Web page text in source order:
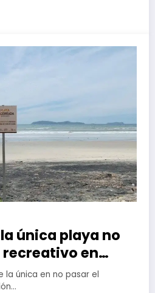
única playa no
en
Semana Santa
la única en no pasar el